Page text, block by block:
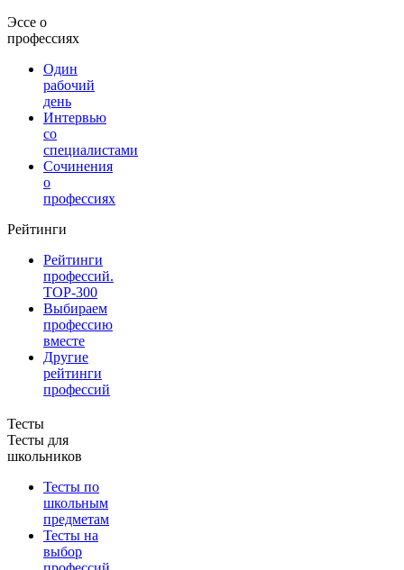
Эссе о
профессиях
Один
рабочий
день
Интервью
со
специалистами
Сочинения
о
профессиях
Рейтинги
Рейтинги
профессий.
TOP-300
Выбираем
профессию
вместе
Другие
рейтинги
профессий
Тесты
Тесты для
школьников
Тесты по
школьным
предметам
Тесты на
выбор